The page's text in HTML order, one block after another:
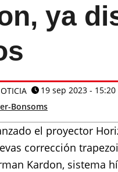
ya
19 sep 2023 - 15:20
Bonsoms
el proyector
corrección
Kardon, sistema